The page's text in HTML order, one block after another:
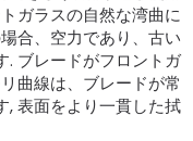
ガラスの自然な湾曲に
合、空力であり、古い
. ブレードがフロントガ
曲線は、ブレードが常
, 表面をより一貫した拭